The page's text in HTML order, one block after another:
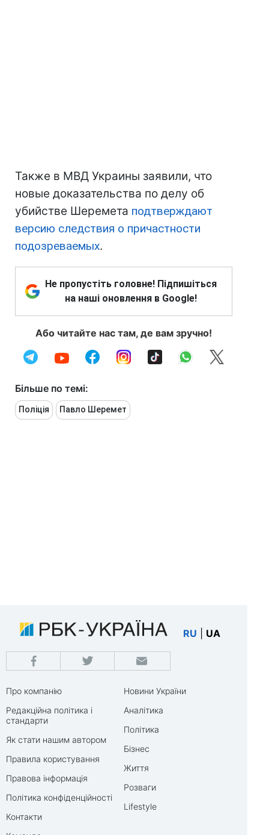
Также в МВД Украины заявили, что
новые доказательства по делу об
убийстве Шеремета подтверждают
версию следствия о причастности
подозреваемых.
Не пропустіть головне! Підпишіться
на наші оновлення в Google!
Або читайте нас там, де вам зручно!
Більше по темі:
Поліція Павло Шеремет
RU UA
Про компанію
Редакційна політика і
стандарти
Як стати нашим автором
Правила користування
Правова інформація
Політика конфіденційності
Контакти
Новини України
Аналітика
Політика
Бізнес
Життя
Розваги
Lifestyle